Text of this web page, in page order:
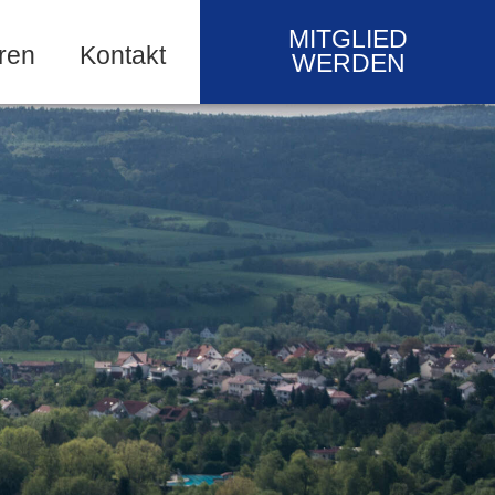
Kontakt
MITGLIED
WERDEN